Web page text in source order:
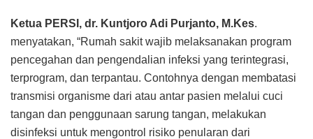
Ketua PERSI, dr. Kuntjoro Adi Purjanto, M.Kes.
menyatakan, “Rumah sakit wajib melaksanakan program
pencegahan dan pengendalian infeksi yang terintegrasi,
terprogram, dan terpantau. Contohnya dengan membatasi
transmisi organisme dari atau antar pasien melalui cuci
tangan dan penggunaan sarung tangan, melakukan
disinfeksi untuk mengontrol risiko penularan dari